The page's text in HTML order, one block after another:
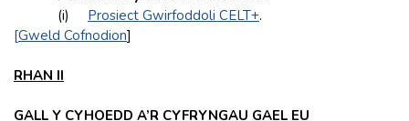
(i) Prosiect Gwirfoddoli CELT+.
[Gweld Cofnodion]
RHAN II
GALL Y CYHOEDD A’R CYFRYNGAU GAEL EU